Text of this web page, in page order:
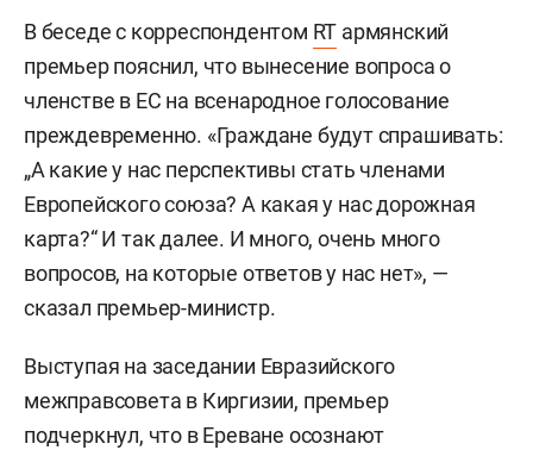
В беседе с корреспондентом RT армянский
премьер пояснил, что вынесение вопроса о
членстве в ЕС на всенародное голосование
преждевременно. «Граждане будут спрашивать:
„А какие у нас перспективы стать членами
Европейского союза? А какая у нас дорожная
карта?“ И так далее. И много, очень много
вопросов, на которые ответов у нас нет», —
сказал премьер-министр.
Выступая на заседании Евразийского
межправсовета в Киргизии, премьер
подчеркнул, что в Ереване осознают